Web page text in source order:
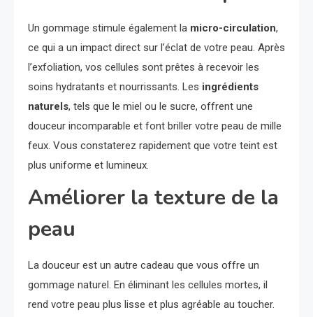
Un gommage stimule également la micro-circulation,
ce qui a un impact direct sur l’éclat de votre peau. Après
l’exfoliation, vos cellules sont prêtes à recevoir les
soins hydratants et nourrissants. Les ingrédients
naturels, tels que le miel ou le sucre, offrent une
douceur incomparable et font briller votre peau de mille
feux. Vous constaterez rapidement que votre teint est
plus uniforme et lumineux.
Améliorer la texture de la
peau
La douceur est un autre cadeau que vous offre un
gommage naturel. En éliminant les cellules mortes, il
rend votre peau plus lisse et plus agréable au toucher.